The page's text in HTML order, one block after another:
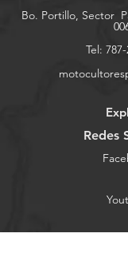
Bo. Portillo, Sector
Tel:
Redes